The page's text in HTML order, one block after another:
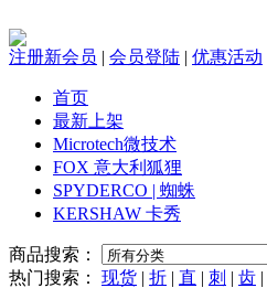
注册新会员 | 会员登陆 | 优惠活动
首页
最新上架
Microtech微技术
FOX 意大利狐狸
SPYDERCO | 蜘蛛
KERSHAW 卡秀
商品搜索：
热门搜索：
现货 | 折 | 直 | 刺 | 齿 |